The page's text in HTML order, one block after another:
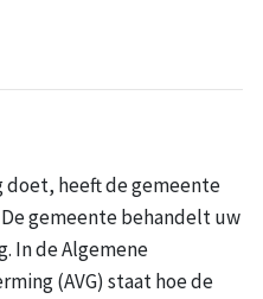
doet, heeft de gemeente
gemeente behandelt uw
In de Algemene
(AVG) staat hoe de